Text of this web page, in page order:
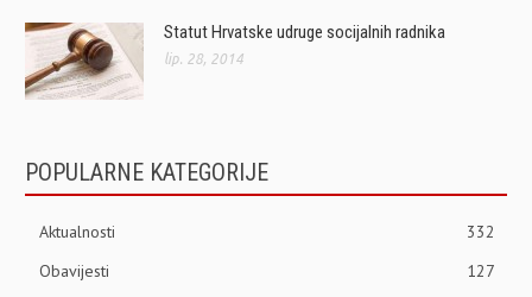
Statut Hrvatske udruge socijalnih radnika
lip. 28, 2014
POPULARNE KATEGORIJE
Aktualnosti
332
Obavijesti
127